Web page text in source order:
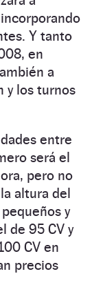
Y tanto
en
a
y los turnos
entre
será el
pero no
altura del
y
de 95 CV y
CV en
precios